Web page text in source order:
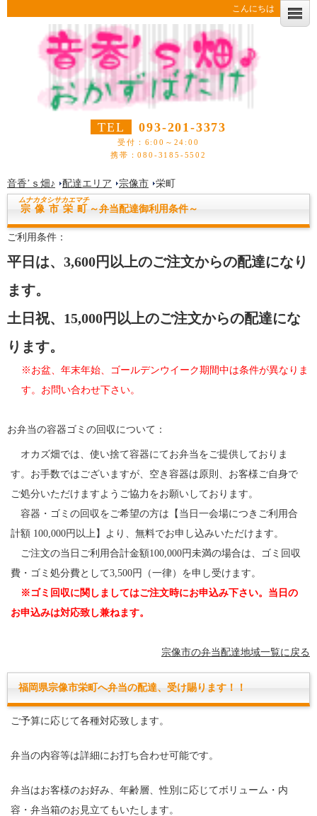
こんにちは
TEL 093-201-3373
受付：6:00～24:00
携帯：080-3185-5502
音香’ｓ畑♪ 配達エリア 宗像市 栄町
宗像市栄町
ムナカタシサカエマチ
～弁当配達御利用条件～
ご利用条件：
平日は、3,600円以上のご注文からの配達になり
ます。
土日祝、15,000円以上のご注文からの配達にな
ります。
※お盆、年末年始、ゴールデンウイーク期間中は条件が異なりま
す。お問い合わせ下さい。
お弁当の容器ゴミの回収について：
オカズ畑では、使い捨て容器にてお弁当をご提供しておりま
す。お手数ではございますが、空き容器は原則、お客様ご自身で
ご処分いただけますようご協力をお願いしております。
容器・ゴミの回収をご希望の方は【当日一会場につきご利用合
計額 100,000円以上】より、無料でお申し込みいただけます。
ご注文の当日ご利用合計金額100,000円未満の場合は、ゴミ回収
費・ゴミ処分費として3,500円（一律）を申し受けます。
※ゴミ回収に関しましてはご注文時にお申込み下さい。当日の
お申込みは対応致し兼ねます。
宗像市の弁当配達地域一覧に戻る
福岡県宗像市栄町へ弁当の配達、受け賜ります！！
ご予算に応じて各種対応致します。
弁当の内容等は詳細にお打ち合わせ可能です。
弁当はお客様のお好み、年齢層、性別に応じてボリューム・内
容・弁当箱のお見立てもいたします。